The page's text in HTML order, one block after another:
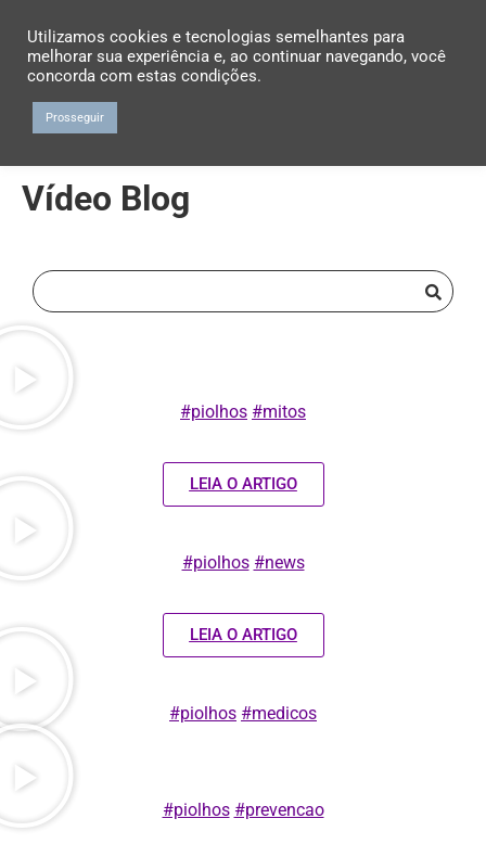
Vídeo Blog
#piolhos #mitos
LEIA O ARTIGO
#piolhos #news
LEIA O ARTIGO
#piolhos #medicos
#piolhos #prevencao
Utilizamos cookies e tecnologias semelhantes para
melhorar sua experiência e, ao continuar navegando, você
concorda com estas condições.
Prosseguir